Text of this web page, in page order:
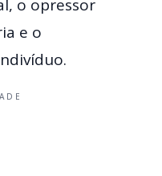
o opressor
e o